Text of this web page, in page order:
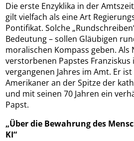
Die erste Enzyklika in der
gilt vielfach als eine Art
Pontifikat. Solche
Bedeutung – sollen Gläubigen
moralischen Kompass geben. Als
verstorbenen Papstes Franziskus
vergangenen Jahres im Amt. Er
Amerikaner an der Spitze der
und mit seinen 70 Jahren ein
Papst.
„Über die Bewahrung des
KI“